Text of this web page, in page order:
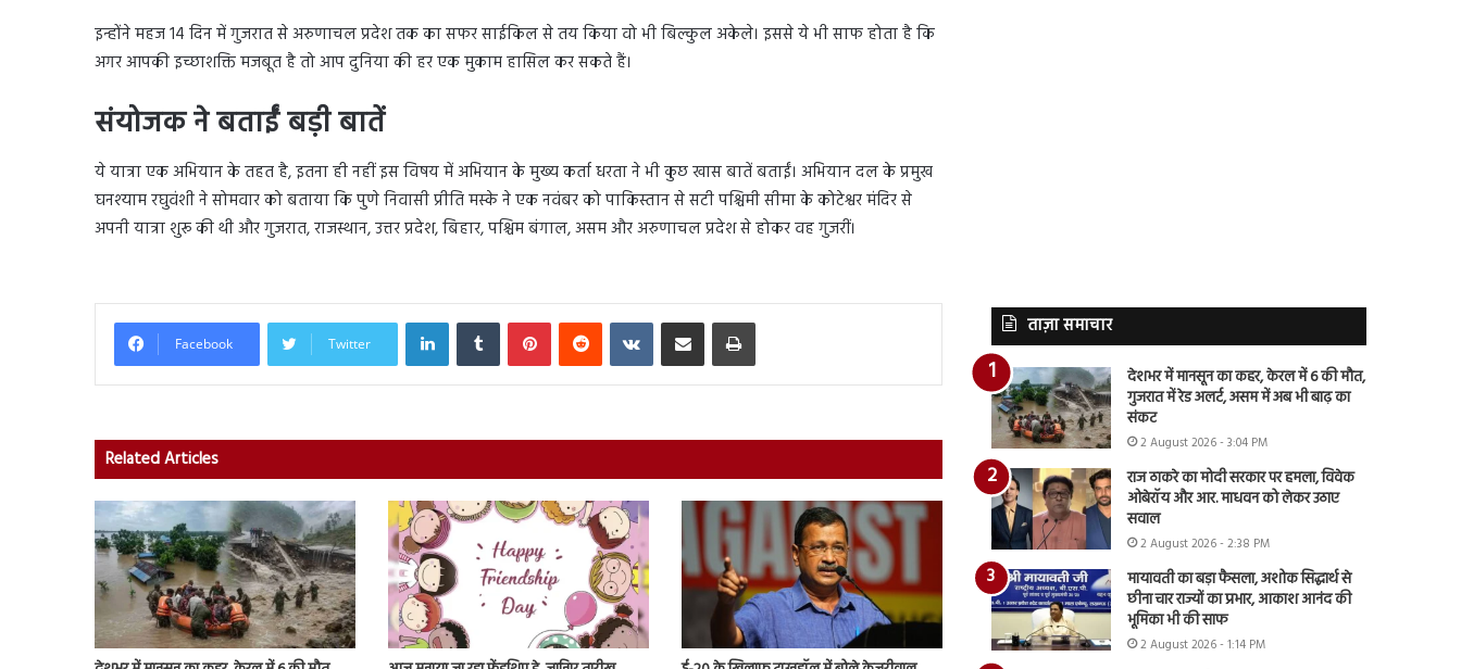
इन्होंने महज 14 दिन में गुजरात से अरुणाचल प्रदेश तक का सफर साईकिल से तय किया वो भी बिल्कुल अकेले। इससे ये भी साफ होता है कि
अगर आपकी इच्छाशक्ति मजबूत है तो आप दुनिया की हर एक मुकाम हासिल कर सकते हैं।
संयोजक ने बताईं बड़ी बातें
ये यात्रा एक अभियान के तहत है, इतना ही नहीं इस विषय में अभियान के मुख्य कर्ता धरता ने भी कुछ खास बातें बताईं। अभियान दल के प्रमुख
घनश्याम रघुवंशी ने सोमवार को बताया कि पुणे निवासी प्रीति मस्के ने एक नवंबर को पाकिस्तान से सटी पश्चिमी सीमा के कोटेश्वर मंदिर से
अपनी यात्रा शुरू की थी और गुजरात, राजस्थान, उत्तर प्रदेश, बिहार, पश्चिम बंगाल, असम और अरुणाचल प्रदेश से होकर वह गुजरीं।
Facebook Twitter
LinkedInTumblr PinterestReddit VKontakteShare via Email Print
Related Articles
ताज़ा समाचार
देशभर में मानसून का कहर, केरल में 6 की मौत,
गुजरात में रेड अलर्ट, असम में अब भी बाढ़ का
संकट
2 August 2026 - 3:04 PM
राज ठाकरे का मोदी सरकार पर हमला, विवेक
ओबेरॉय और आर. माधवन को लेकर उठाए
सवाल
2 August 2026 - 2:38 PM
मायावती का बड़ा फैसला, अशोक सिद्धार्थ से
छीना चार राज्यों का प्रभार, आकाश आनंद की
भूमिका भी की साफ
2 August 2026 - 1:14 PM